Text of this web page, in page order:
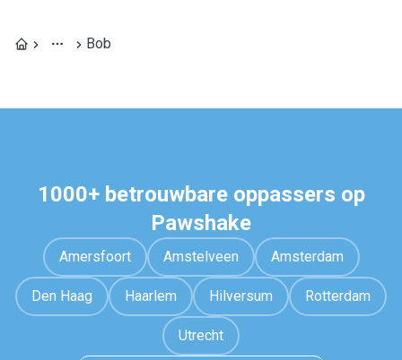
Bob
1000+ betrouwbare oppassers op
Pawshake
Amersfoort Amstelveen Amsterdam
Den Haag Haarlem Hilversum Rotterdam
Utrecht